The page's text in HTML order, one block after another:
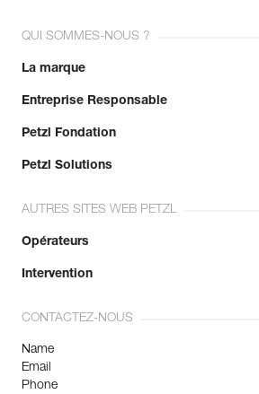
QUI SOMMES-NOUS ?
La marque
Entreprise Responsable
Petzl Fondation
Petzl Solutions
AUTRES SITES WEB PETZL
Opérateurs
Intervention
CONTACTEZ-NOUS
Name
Email
Phone